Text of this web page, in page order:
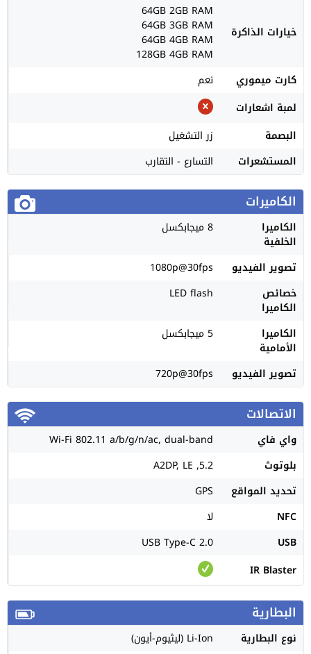
خيارات الذاكرة
64GB 2GB RAM
64GB 3GB RAM
64GB 4GB RAM
128GB 4GB RAM
كارت ميموري
نعم
لمبة اشعارات
البصمة
زر التشغيل
المستشعرات
التسارع - التقارب
الكاميرات
الكاميرا
الخلفية
8 ميجابكسل
تصوير الفيديو
1080p@30fps
خصائص
الكاميرا
LED flash
الكاميرا
الأمامية
5 ميجابكسل
تصوير الفيديو 720p@30fps
الاتصالات
واي فاي
Wi-Fi 802.11 a/b/g/n/ac, dual-band
بلوتوث
5.2, A2DP, LE
تحديد المواقع
GPS
NFC
لا
USB
USB Type-C 2.0
IR Blaster
البطارية
نوع البطارية Li-Ion (ليثيوم-أيون)